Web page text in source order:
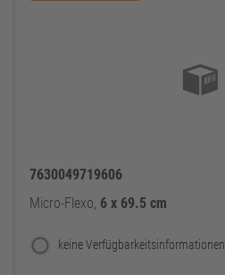
7630049719606
Micro-Flexo, 6 x 69.5 cm
keine Verfügbarkeitsinformationen